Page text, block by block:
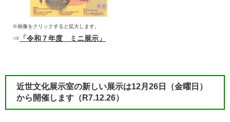
※画像をクリックすると拡大します。
⇒ 「令和７年度 ミニ展示」
近世文化展示室の新しい展示は12月26日（金曜日）
から開催します（R7.12.26）